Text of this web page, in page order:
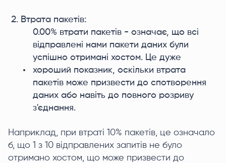
Втрата пакетів:
0.00% втрати пакетів - означає, що всі
відправлені нами пакети даних були
успішно отримані хостом. Це дуже
хороший показник, оскільки втрата
пакетів може призвести до спотворення
даних або навіть до повного розриву
з'єднання.
Наприклад, при втраті 10% пакетів, це означало
б, що 1 з 10 відправлених запитів не було
отримано хостом, що може призвести до